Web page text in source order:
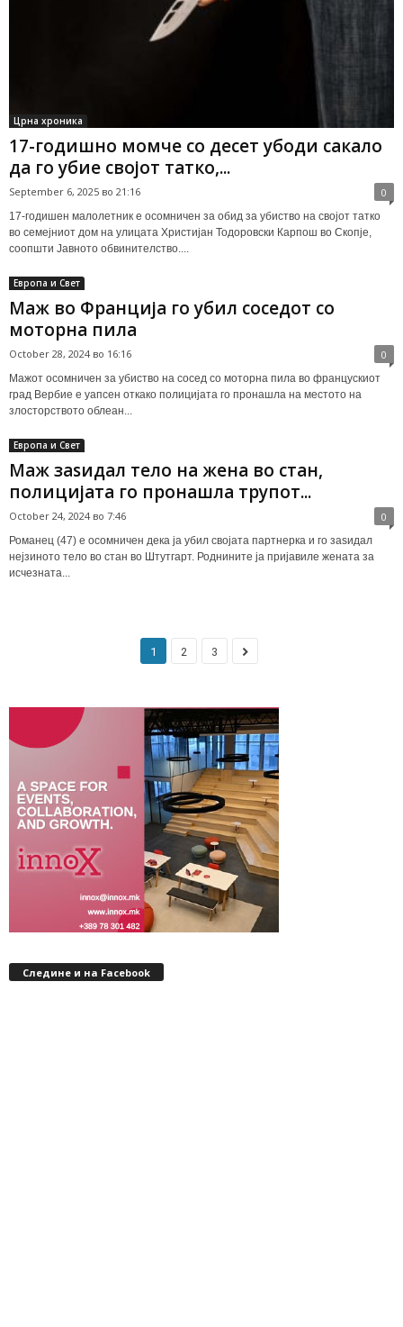
Црна хроника
17-годишно момче со десет убоди сакало
да го убие својот татко,...
September 6, 2025 во 21:16 0
17-годишен малолетник е осомничен за обид за убиство на својот татко
во семејниот дом на улицата Христијан Тодоровски Карпош во Скопје,
соопшти Јавното обвинителство....
Европа и Свет
Маж во Франција го убил соседот со
моторна пила
October 28, 2024 во 16:16 0
Мажот осомничен за убиство на сосед со моторна пила во францускиот
град Вербие е уапсен откако полицијата го пронашла на местото на
злосторството облеан...
Европа и Свет
Маж заѕидал тело на жена во стан,
полицијата го пронашла трупот...
October 24, 2024 во 7:46 0
Романец (47) е осомничен дека ја убил својата партнерка и го заѕидал
нејзиното тело во стан во Штутгарт. Роднините ја пријавиле жената за
исчезната...
1 2 3
Следине и на Facebook